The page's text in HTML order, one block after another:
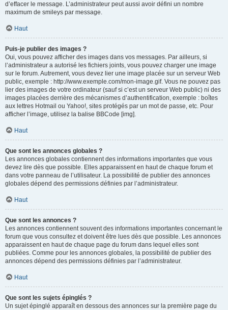
d’effacer le message. L’administrateur peut aussi avoir défini un nombre
maximum de smileys par message.
Haut
Puis-je publier des images ?
Oui, vous pouvez afficher des images dans vos messages. Par ailleurs, si
l’administrateur a autorisé les fichiers joints, vous pouvez charger une image
sur le forum. Autrement, vous devez lier une image placée sur un serveur Web
public, exemple : http://www.exemple.com/mon-image.gif. Vous ne pouvez pas
lier des images de votre ordinateur (sauf si c’est un serveur Web public) ni des
images placées derrière des mécanismes d’authentification, exemple : boîtes
aux lettres Hotmail ou Yahoo!, sites protégés par un mot de passe, etc. Pour
afficher l’image, utilisez la balise BBCode [img].
Haut
Que sont les annonces globales ?
Les annonces globales contiennent des informations importantes que vous
devez lire dès que possible. Elles apparaissent en haut de chaque forum et
dans votre panneau de l’utilisateur. La possibilité de publier des annonces
globales dépend des permissions définies par l’administrateur.
Haut
Que sont les annonces ?
Les annonces contiennent souvent des informations importantes concernant le
forum que vous consultez et doivent être lues dès que possible. Les annonces
apparaissent en haut de chaque page du forum dans lequel elles sont
publiées. Comme pour les annonces globales, la possibilité de publier des
annonces dépend des permissions définies par l’administrateur.
Haut
Que sont les sujets épinglés ?
Un sujet épinglé apparaît en dessous des annonces sur la première page du